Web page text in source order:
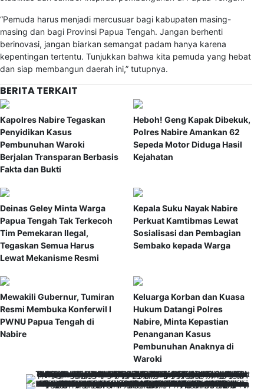
“Pemuda harus menjadi mercusuar bagi kabupaten masing-
masing dan bagi Provinsi Papua Tengah. Jangan berhenti
berinovasi, jangan biarkan semangat padam hanya karena
kepentingan tertentu. Tunjukkan bahwa kita pemuda yang hebat
dan siap membangun daerah ini,” tutupnya.
BERITA TERKAIT
Kapolres Nabire Tegaskan
Penyidikan Kasus
Pembunuhan Waroki
Berjalan Transparan Berbasis
Fakta dan Bukti
Heboh! Geng Kapak Dibekuk,
Polres Nabire Amankan 62
Sepeda Motor Diduga Hasil
Kejahatan
Deinas Geley Minta Warga
Papua Tengah Tak Terkecoh
Tim Pemekaran Ilegal,
Tegaskan Semua Harus
Lewat Mekanisme Resmi
Kepala Suku Nayak Nabire
Perkuat Kamtibmas Lewat
Sosialisasi dan Pembagian
Sembako kepada Warga
Mewakili Gubernur, Tumiran
Resmi Membuka Konferwil I
PWNU Papua Tengah di
Nabire
Keluarga Korban dan Kuasa
Hukum Datangi Polres
Nabire, Minta Kepastian
Penanganan Kasus
Pembunuhan Anaknya di
Waroki